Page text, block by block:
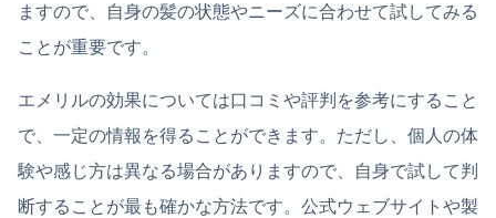
ますので、自身の髪の状態やニーズに合わせて試してみる
ことが重要です。
エメリルの効果については口コミや評判を参考にすること
で、一定の情報を得ることができます。ただし、個人の体
験や感じ方は異なる場合がありますので、自身で試して判
断することが最も確かな方法です。公式ウェブサイトや製